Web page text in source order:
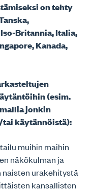
on tehty
Britannia, Italia,
Kanada,
(esim.
jonkin
käytännöistä):
muihin maihin
näkökulman ja
naisten urakehitystä
kansallisten